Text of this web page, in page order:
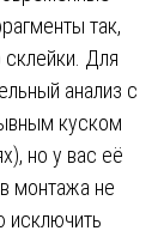
так,
Для
анализ с
куском
но у вас её
монтажа не
исключить